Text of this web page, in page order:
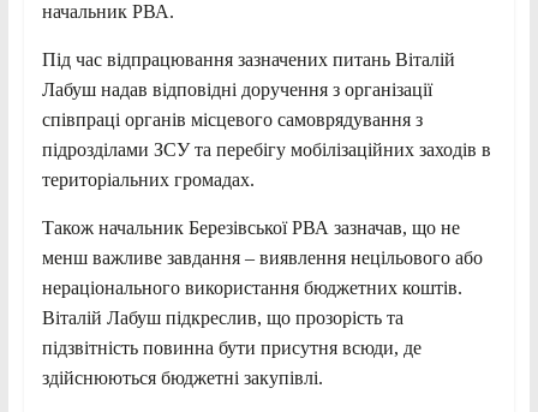
начальник РВА.
Під час відпрацювання зазначених питань Віталій
Лабуш надав відповідні доручення з організації
співпраці органів місцевого самоврядування з
підрозділами ЗСУ та перебігу мобілізаційних заходів в
територіальних громадах.
Також начальник Березівської РВА зазначав, що не
менш важливе завдання – виявлення нецільового або
нераціонального використання бюджетних коштів.
Віталій Лабуш підкреслив, що прозорість та
підзвітність повинна бути присутня всюди, де
здійснюються бюджетні закупівлі.